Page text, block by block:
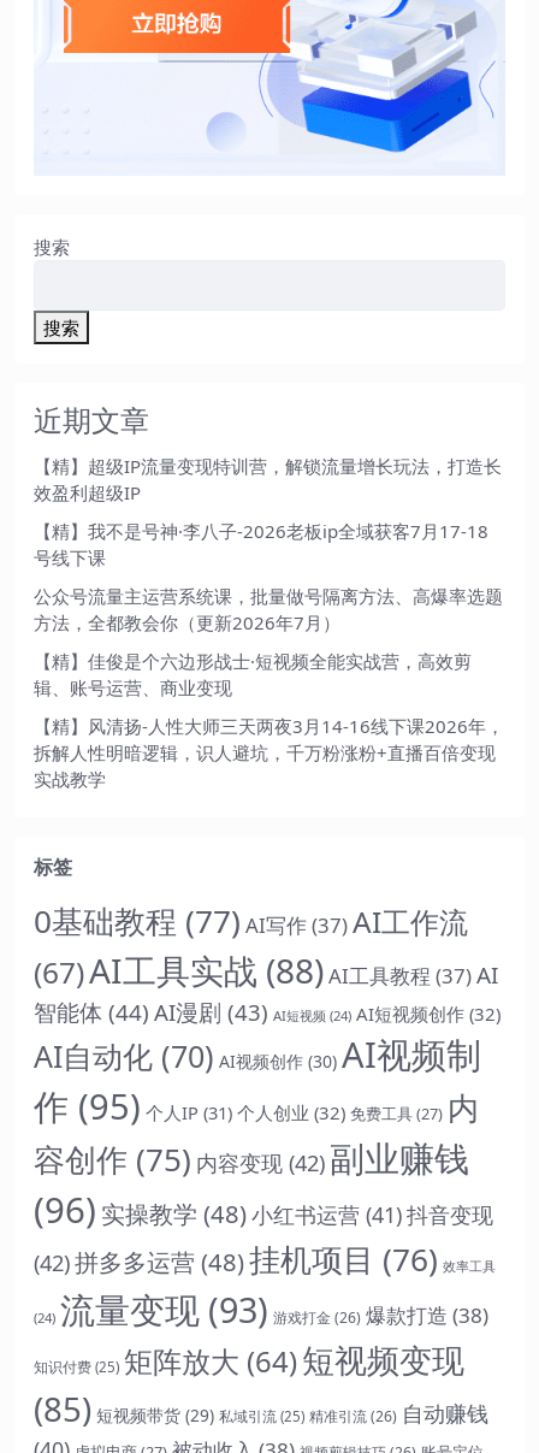
搜索
搜索
近期文章
【精】超级IP流量变现特训营，解锁流量增长玩法，打造长
效盈利超级IP
【精】我不是号神·李八子-2026老板ip全域获客7月17-18
号线下课
公众号流量主运营系统课，批量做号隔离方法、高爆率选题
方法，全都教会你（更新2026年7月）
【精】佳俊是个六边形战士·短视频全能实战营，高效剪
辑、账号运营、商业变现
【精】风清扬-人性大师三天两夜3月14-16线下课2026年，
拆解人性明暗逻辑，识人避坑，千万粉涨粉+直播百倍变现
实战教学
标签
0基础教程 (77) AI写作(37)AI工作流
(67)AI工具实战 (88)AI工具教程 (37)AI
智能体 (44) AI漫剧 (43) AI短视频 (24) AI短视频创作 (32)
AI自动化 (70) AI视频创作 (30) AI视频制
作 (95) 个人IP (31) 个人创业 (32) 免费工具(27) 内
容创作 (75) 内容变现 (42) 副业赚钱
(96) 实操教学 (48)小红书运营 (41)抖音变现
(42)拼多多运营 (48)挂机项目 (76) 效率工具
(24) 流量变现 (93) 游戏打金(26) 爆款打造 (38)
知识付费 (25) 矩阵放大 (64)短视频变现
(85) 短视频带货 (29) 私域引流 (25) 精准引流(26) 自动赚钱